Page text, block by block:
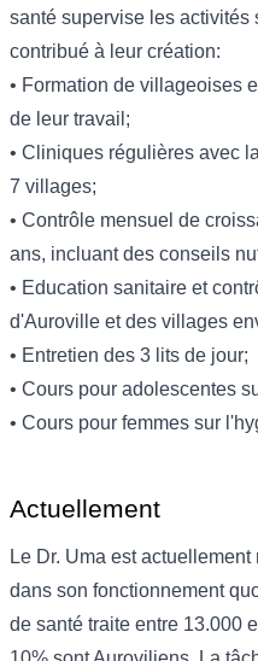
santé supervise les activités
contribué à leur création:
• Formation de villageoises
de leur travail;
• Cliniques régulières avec
7 villages;
• Contrôle mensuel de
ans, incluant des conseils
• Education sanitaire et
d'Auroville et des villages
• Entretien des 3 lits de jour;
• Cours pour adolescentes
• Cours pour femmes sur
Actuellement
Le Dr. Uma est
dans son fonctionnement
de santé traite entre 13.000